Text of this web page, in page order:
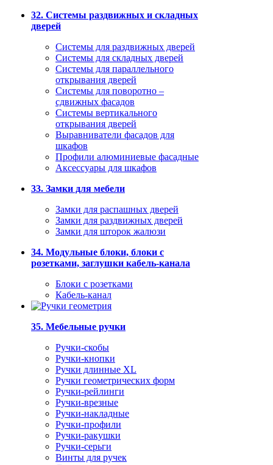
32. Системы раздвижных и складных
дверей
Системы для раздвижных дверей
Системы для складных дверей
Системы для параллельного
открывания дверей
Системы для поворотно –
сдвижных фасадов
Системы вертикального
открывания дверей
Выравниватели фасадов для
шкафов
Профили алюминиевые фасадные
Аксессуары для шкафов
33. Замки для мебели
Замки для распашных дверей
Замки для раздвижных дверей
Замки для шторок жалюзи
34. Модульные блоки, блоки с
розетками, заглушки кабель-канала
Блоки с розетками
Кабель-канал
35. Мебельные ручки
Ручки-скобы
Ручки-кнопки
Ручки длинные XL
Ручки геометрических форм
Ручки-рейлинги
Ручки-врезные
Ручки-накладные
Ручки-профили
Ручки-ракушки
Ручки-серьги
Винты для ручек